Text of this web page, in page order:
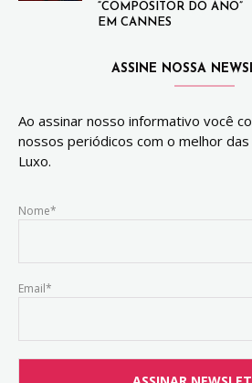
“COMPOSITOR DO ANO”
EM CANNES
ASSINE NOSSA
Ao assinar nosso informativo você
nossos periódicos com o melhor
Luxo.
Nome*
Email*